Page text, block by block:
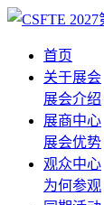
首页
关于展会
展会介绍
展商中心
展会优势
观众中心
为何参观